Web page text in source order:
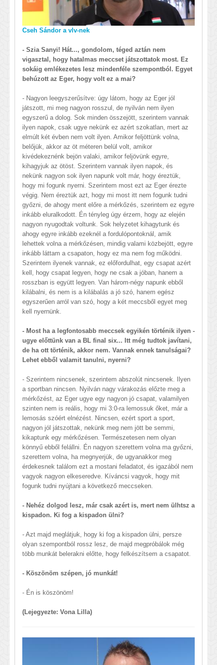
Cseh Sándor a vlv-nek
- Szia Sanyi! Hát..., gondolom, téged aztán nem
vigasztal, hogy hatalmas meccset játszottatok most. Ez
sokáig emlékezetes lesz mindenféle szempontból. Egyet
behúzott az Eger, hogy volt ez a mai?
- Nagyon leegyszerűsítve: úgy látom, hogy az Eger jól
játszott, mi meg nagyon rosszul, de nyilván nem ilyen
egyszerű a dolog. Sok minden összejött, szerintem vannak
ilyen napok, csak ugye nekünk ez azért szokatlan, mert az
elmúlt két évben nem volt ilyen. Amikor feljöttünk volna,
belőjük, akkor az öt méteren belül volt, amikor
kivédekeznénk bejön valaki, amikor feljövünk egyre,
kihagyjuk az ötöst. Szerintem vannak ilyen napok, és
nekünk nagyon sok ilyen napunk volt már, hogy éreztük,
hogy mi fogunk nyerni. Szerintem most ezt az Eger érezte
végig. Nem éreztük azt, hogy mi most itt nem fogunk tudni
győzni, de ahogy ment előre a mérkőzés, szerintem ez egyre
inkább eluralkodott. Én tényleg úgy érzem, hogy az elején
nagyon nyugodtak voltunk. Sok helyzetet kihagytunk és
ahogy egyre inkább ezeknél a fordulópontoknál, amik
lehettek volna a mérkőzésen, mindig valami közbejött, egyre
inkább láttam a csapaton, hogy ez ma nem fog működni.
Szerintem ilyenek vannak, ez előfordulhat, egy csapat azért
kell, hogy csapat legyen, hogy ne csak a jóban, hanem a
rosszban is együtt legyen. Van három-négy napunk ebből
kilábalni, és nem is a kilábalás a jó szó, hanem egész
egyszerűen arról van szó, hogy a két meccsből egyet meg
kell nyernünk.
- Most ha a legfontosabb meccsek egyikén történik ilyen -
ugye előttünk van a BL final six... Itt még tudtok javítani,
de ha ott történik, akkor nem. Vannak ennek tanulságai?
Lehet ebből valamit tanulni, nyerni?
- Szerintem nincsenek, szerintem abszolút nincsenek. Ilyen
a sportban nincsen. Nyilván nagy várakozás előzte meg a
mérkőzést, az Eger ugye egy nagyon jó csapat, valamilyen
szinten nem is reális, hogy mi 3:0-ra lemossuk őket, már a
lemosás szóért elnézést. Nincsen, ezért sport a sport,
nagyon jól játszottak, nekünk meg nem jött be semmi,
kikaptunk egy mérkőzésen. Természetesen nem olyan
könnyű ebből felállni. Én nagyon szerettem volna ma győzni,
szerettem volna, ha megnyerjük, de ugyanakkor meg
érdekesnek találom ezt a mostani feladatot, és igazából nem
vagyok nagyon elkeseredve. Kíváncsi vagyok, hogy mit
fogunk tudni nyújtani a következő meccseken.
- Nehéz dolgod lesz, már csak azért is, mert nem ülhtsz a
kispadon. Ki fog a kispadon ülni?
- Azt majd meglátjuk, hogy ki fog a kispadon ülni, persze
olyan szempontból rossz lesz, de majd megpróbálok még
több munkát belerakni előtte, hogy felkészítsem a csapatot.
- Köszönöm szépen, jó munkát!
- Én is köszönöm!
(Lejegyezte: Vona Lilla)